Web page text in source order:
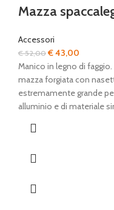
Mazza
Accessori
€52,00Il
prezzo
originale
era:
€ 52,00.
€43,00
prezzo
attuale
è:
€ 43,00.
Manico in legno di
mazza forgiata con
estremamente grande
alluminio e di materiale